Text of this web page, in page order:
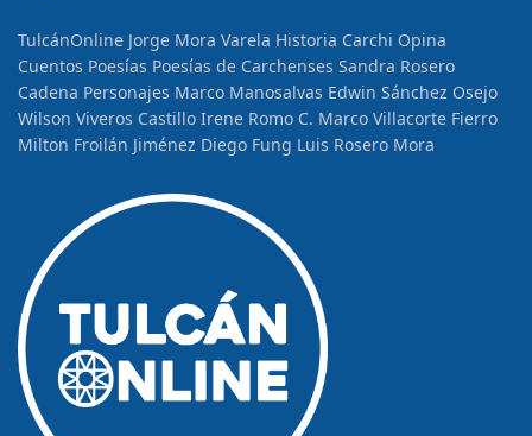
TulcánOnline Jorge Mora Varela Historia Carchi Opina
Cuentos Poesías Poesías de Carchenses Sandra Rosero
Cadena Personajes Marco Manosalvas Edwin Sánchez Osejo
Wilson Viveros Castillo Irene Romo C. Marco Villacorte Fierro
Milton Froilán Jiménez Diego Fung Luis Rosero Mora